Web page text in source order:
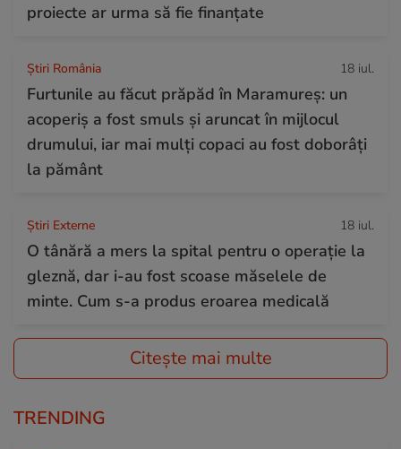
proiecte ar urma să fie finanțate
Știri România 18 iul.
Furtunile au făcut prăpăd în Maramureș: un
acoperiș a fost smuls și aruncat în mijlocul
drumului, iar mai mulți copaci au fost doborâți
la pământ
Știri Externe 18 iul.
O tânără a mers la spital pentru o operație la
gleznă, dar i-au fost scoase măselele de
minte. Cum s-a produs eroarea medicală
Citește mai multe
TRENDING